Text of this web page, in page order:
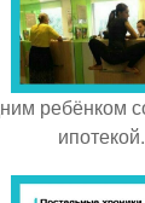
ребёнком
ипотекой.